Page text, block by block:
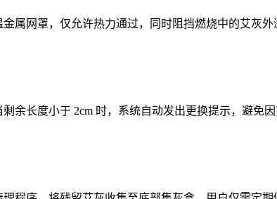
属网罩，仅允许热力通过，同时阻挡燃烧中的艾灰
余长度小于 2cm 时，系统自动发出更换提示，避